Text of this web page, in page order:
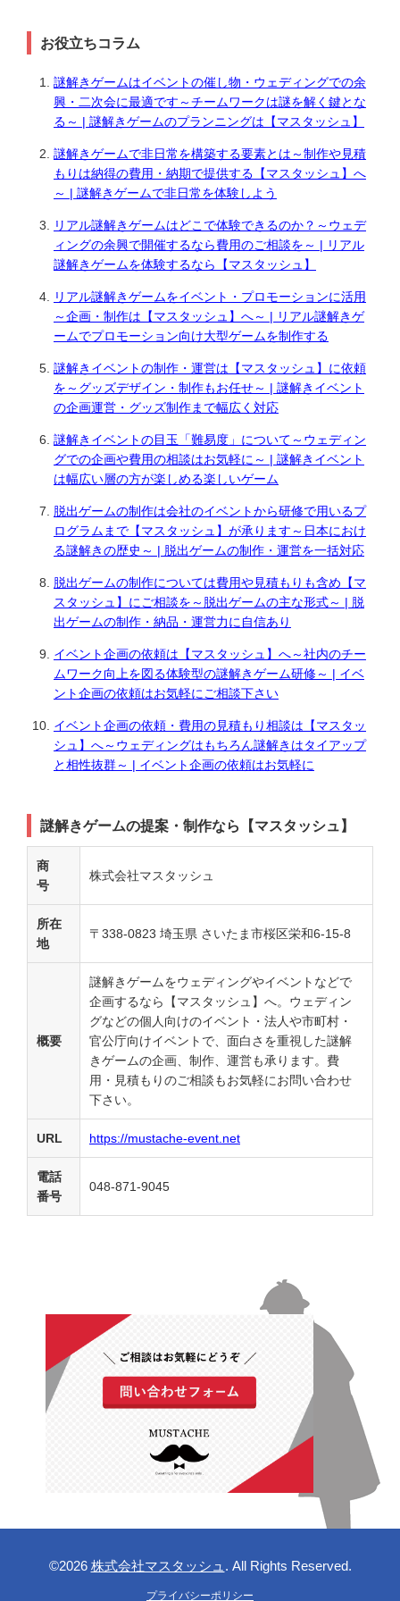
お役立ちコラム
謎解きゲームはイベントの催し物・ウェディングでの余
興・二次会に最適です～チームワークは謎を解く鍵とな
る～ | 謎解きゲームのプランニングは【マスタッシュ】
謎解きゲームで非日常を構築する要素とは～制作や見積
もりは納得の費用・納期で提供する【マスタッシュ】へ
～ | 謎解きゲームで非日常を体験しよう
リアル謎解きゲームはどこで体験できるのか？～ウェデ
ィングの余興で開催するなら費用のご相談を～ | リアル
謎解きゲームを体験するなら【マスタッシュ】
リアル謎解きゲームをイベント・プロモーションに活用
～企画・制作は【マスタッシュ】へ～ | リアル謎解きゲ
ームでプロモーション向け大型ゲームを制作する
謎解きイベントの制作・運営は【マスタッシュ】に依頼
を～グッズデザイン・制作もお任せ～ | 謎解きイベント
の企画運営・グッズ制作まで幅広く対応
謎解きイベントの目玉「難易度」について～ウェディン
グでの企画や費用の相談はお気軽に～ | 謎解きイベント
は幅広い層の方が楽しめる楽しいゲーム
脱出ゲームの制作は会社のイベントから研修で用いるプ
ログラムまで【マスタッシュ】が承ります～日本におけ
る謎解きの歴史～ | 脱出ゲームの制作・運営を一括対応
脱出ゲームの制作については費用や見積もりも含め【マ
スタッシュ】にご相談を～脱出ゲームの主な形式～ | 脱
出ゲームの制作・納品・運営力に自信あり
イベント企画の依頼は【マスタッシュ】へ～社内のチー
ムワーク向上を図る体験型の謎解きゲーム研修～ | イベ
ント企画の依頼はお気軽にご相談下さい
イベント企画の依頼・費用の見積もり相談は【マスタッ
シュ】へ～ウェディングはもちろん謎解きはタイアップ
と相性抜群～ | イベント企画の依頼はお気軽に
謎解きゲームの提案・制作なら【マスタッシュ】
商
号
株式会社マスタッシュ
所在
地
〒338-0823 埼玉県 さいたま市桜区栄和6-15-8
概要
謎解きゲームをウェディングやイベントなどで
企画するなら【マスタッシュ】へ。ウェディン
グなどの個人向けのイベント・法人や市町村・
官公庁向けイベントで、面白さを重視した謎解
きゲームの企画、制作、運営も承ります。費
用・見積もりのご相談もお気軽にお問い合わせ
下さい。
URL https://mustache-event.net
電話
番号
048-871-9045
©2026 株式会社マスタッシュ . All Rights Reserved.
プライバシーポリシー